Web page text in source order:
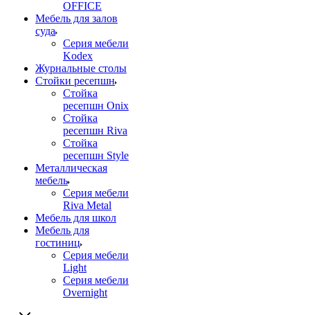
OFFICE
Мебель для залов
суда
Серия мебели
Kodex
Журнальные столы
Стойки ресепшн
Стойка
ресепшн Onix
Стойка
ресепшн Riva
Стойка
ресепшн Style
Металлическая
мебель
Серия мебели
Riva Metal
Мебель для школ
Мебель для
гостиниц
Серия мебели
Light
Серия мебели
Overnight